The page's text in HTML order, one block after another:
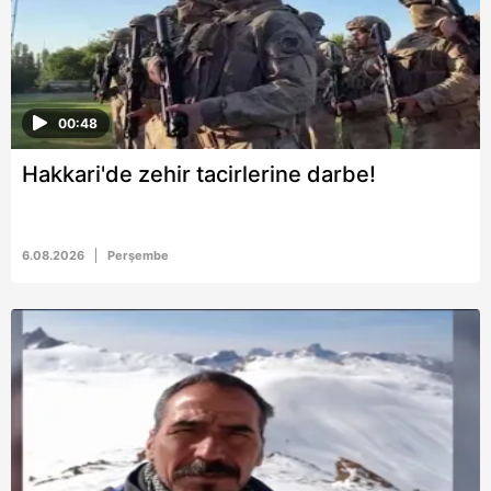
00:48
Hakkari'de zehir tacirlerine darbe!
6.08.2026 Perşembe